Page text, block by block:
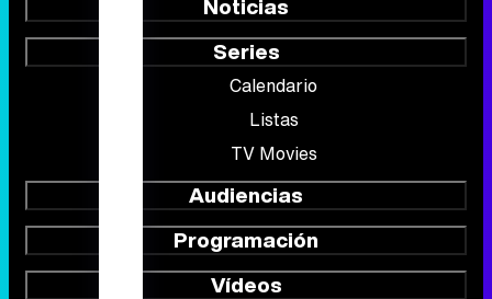
Noticias
Series
Calendario
Listas
TV Movies
Audiencias
Programación
Vídeos